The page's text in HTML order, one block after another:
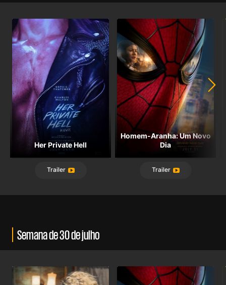
Her Private Hell
Trailer
Homem-Aranha: Um Novo
Dia
Trailer
Semana de 30 de julho